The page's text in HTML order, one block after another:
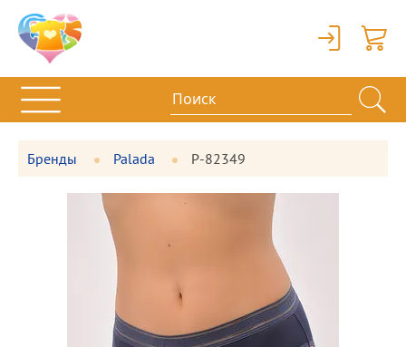
Вход
Бренды Palada P-82349
Фотографии
Большая
фотография